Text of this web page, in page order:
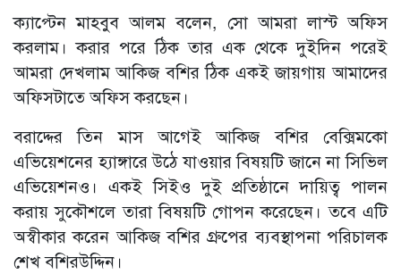
ক্যাপ্টেন মাহবুব আলম বলেন, সো আমরা লাস্ট অফিস
করলাম। করার পরে ঠিক তার এক থেকে দুইদিন পরেই
আমরা দেখলাম আকিজ বশির ঠিক একই জায়গায় আমাদের
অফিসটাতে অফিস করছেন।
বরাদ্দের তিন মাস আগেই আকিজ বশির বেক্সিমকো
এভিয়েশনের হ্যাঙ্গারে উঠে যাওয়ার বিষয়টি জানে না সিভিল
এভিয়েশনও। একই সিইও দুই প্রতিষ্ঠানে দায়িত্ব পালন
করায় সুকৌশলে তারা বিষয়টি গোপন করেছেন। তবে এটি
অস্বীকার করেন আকিজ বশির গ্রুপের ব্যবস্থাপনা পরিচালক
শেখ বশিরউদ্দিন।